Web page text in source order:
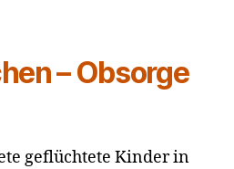
– Obsorge
geflüchtete Kinder in